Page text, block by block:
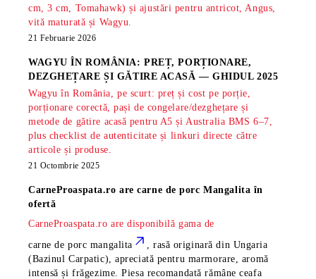
cm, 3 cm, Tomahawk) și ajustări pentru antricot, Angus,
vită maturată și Wagyu.
21 Februarie 2026
WAGYU ÎN ROMÂNIA: PREȚ, PORȚIONARE,
DEZGHEȚARE ȘI GĂTIRE ACASĂ — GHIDUL 2025
Wagyu în România, pe scurt: preț și cost pe porție,
porționare corectă, pași de congelare/dezghețare și
metode de gătire acasă pentru A5 și Australia BMS 6–7,
plus checklist de autenticitate și linkuri directe către
articole și produse.
21 Octombrie 2025
CarneProaspata.ro arecarne de porc Mangalita în
ofertă
CarneProaspata.ro are disponibilă gama de
carne de porc mangalita
, rasă originară din Ungaria
(Bazinul Carpatic), apreciată pentru marmorare, aromă
intensă și frăgezime. Piesa recomandată rămâneceafa